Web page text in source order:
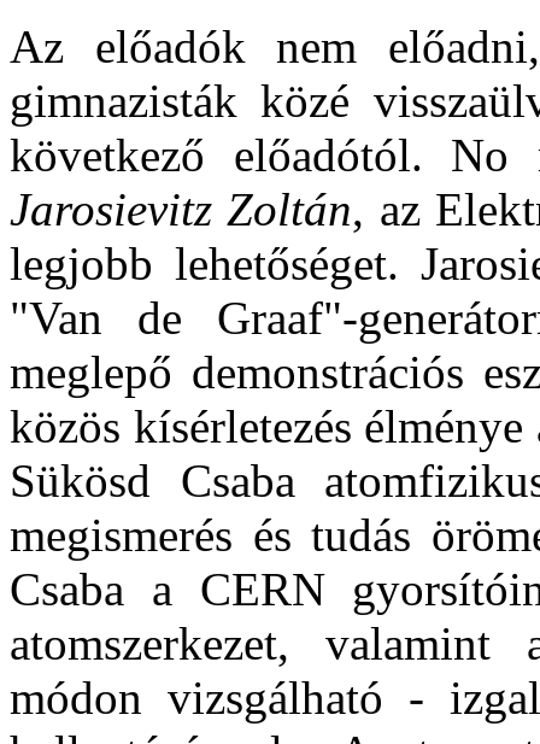
Az előadók nem
gimnazisták közé
következő előadótól.
Jarosievitz Zoltán, az
legjobb lehetőséget.
"Van de Graaf"-
meglepő demonstrációs
közös kísérletezés
Sükösd Csaba
megismerés és tudás
Csaba a CERN
atomszerkezet,
módon vizsgálható -